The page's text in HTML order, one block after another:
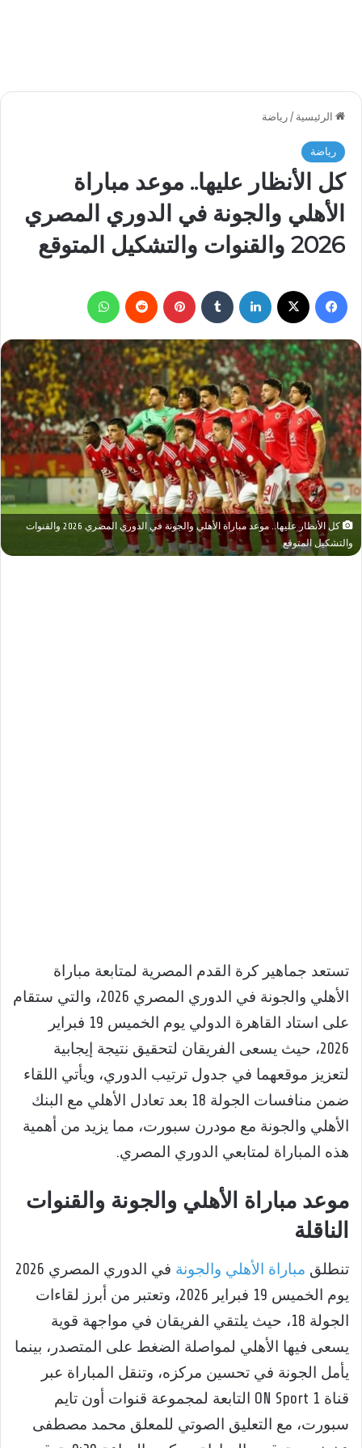
الرئيسية / رياضة
رياضة
كل الأنظار عليها.. موعد مباراة
الأهلي والجونة في الدوري المصري
2026 والقنوات والتشكيل المتوقع
فيسبوك لينكدإن بينتيريست
كل الأنظار عليها.. موعد مباراة الأهلي والجونة في الدوري المصري 2026 والقنوات
والتشكيل المتوقع
تستعد جماهير كرة القدم المصرية لمتابعة مباراة
الأهلي والجونة في الدوري المصري 2026، والتي ستقام
على استاد القاهرة الدولي يوم الخميس 19 فبراير
2026، حيث يسعى الفريقان لتحقيق نتيجة إيجابية
لتعزيز موقعهما في جدول ترتيب الدوري، ويأتي اللقاء
ضمن منافسات الجولة 18 بعد تعادل الأهلي مع البنك
الأهلي والجونة مع مودرن سبورت، مما يزيد من أهمية
هذه المباراة لمتابعي الدوري المصري.
موعد مباراة الأهلي والجونة والقنوات
الناقلة
تنطلق مباراة الأهلي والجونة
في الدوري المصري 2026
يوم الخميس 19 فبراير 2026، وتعتبر من أبرز لقاءات
الجولة 18، حيث يلتقي الفريقان في مواجهة قوية
يسعى فيها الأهلي لمواصلة الضغط على المتصدر، بينما
يأمل الجونة في تحسين مركزه، وتنقل المباراة عبر
قناة ON Sport 1 التابعة لمجموعة قنوات أون تايم
سبورت، مع التعليق الصوتي للمعلق محمد مصطفى